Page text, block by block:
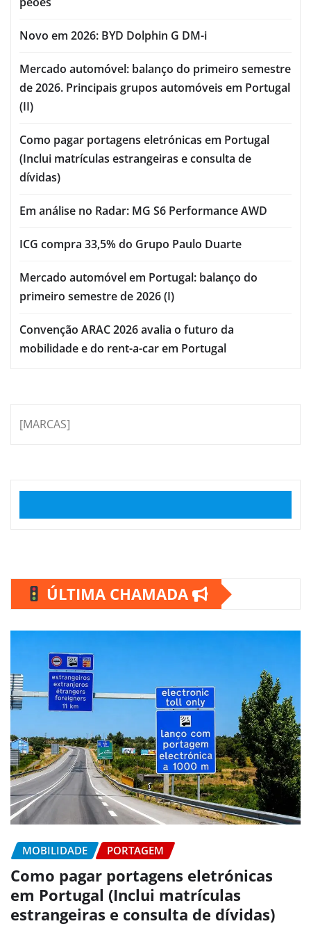
Novo em 2026: BYD Dolphin G DM-i
Mercado automóvel: balanço do primeiro semestre
de 2026. Principais grupos automóveis em Portugal
(II)
Como pagar portagens eletrónicas em Portugal
(Inclui matrículas estrangeiras e consulta de
dívidas)
Em análise no Radar: MG S6 Performance AWD
ICG compra 33,5% do Grupo Paulo Duarte
Mercado automóvel em Portugal: balanço do
primeiro semestre de 2026 (I)
Convenção ARAC 2026 avalia o futuro da
mobilidade e do rent-a-car em Portugal
[MARCAS]
ÚLTIMA CHAMADA
MOBILIDADE PORTAGEM
Como pagar portagens eletrónicas
em Portugal (Inclui matrículas
estrangeiras e consulta de dívidas)